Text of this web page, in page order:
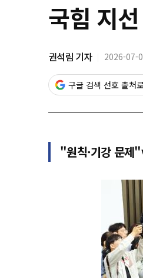
국힘 지
권석림 기자 2026-07-
구글 검색 선호 출처
"원칙·기강 문